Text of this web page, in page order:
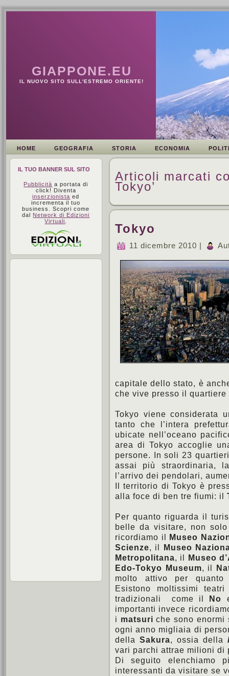
GIAPPONE.EU
IL NUOVO SITO SULL'ESTREMO ORIENTE!
HOME GEOGRAFIA STORIA ECONOMIA
IL TUO BANNER SUL SITO
Pubblicità a portata di
click! Diventa
inserzionista ed
incrementa il tuo
business. Scopri come
dal Network di Edizioni
Virtuali
Articoli marcati
Tokyo’
Tokyo
11 dicembre 2010 |
capitale dello stato, è
che vive presso il
Tokyo viene considerata
tanto che l’intera
ubicate nell’oceano
area di Tokyo accoglie
persone. In soli 23
assai più straordinaria,
l’arrivo dei pendolari,
Il territorio di Tokyo è
alla foce di ben tre fiumi: il
Per quanto riguarda il
belle da visitare, non
ricordiamo il
Museo
Scienze, il
Museo
Metropolitana, il
Museo
Edo-Tokyo Museum, il
molto attivo per quanto
Esistono moltissimi
tradizionali come il
No
importanti invece
i matsuriche sono
ogni anno migliaia di
della Sakura, ossia della
vari parchi attrae milioni di
Di seguito elenchiamo
interessanti da visitare se